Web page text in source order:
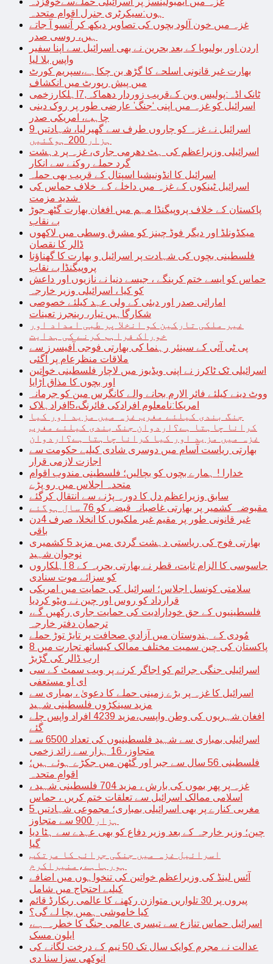
ہوں:سیکرٹری جنرل اقوام متحدہ
غزہ میں خون آلود بچوں کی تصاویر دیکھ کر آنسو آ جاتے
ہیں، روسی صدر
اردن اور بولیویا کے بعد بحرین نے بھی اسرائیل سے اپنا سفیر
واپس بلا لیا
بھارت غیر قانونی اسلحے کا گڑھ بن چکاہے،سپریم کورٹ
میں پیش رپورٹ میں انکشاف
ٹانک اڈہ:پولیس وین کےقریب زوردار دھماکہ,7اہلکارزخمی
اسرائیل کو غزہ میں اپنی ‘جنگ’ عارضی طور پر روک دینی
چاہیے، امریکی صدر
اسرائیل نے غزہ کو چاروں طرف سے گھیرلیا، شہادتیں 9
ہزار 200 ہوگئیں
اسرائیلی وزیراعظم کی ہٹ دھرمی جاری، غزہ پر دہشت
گرد حملے روکنے سے انکار
اسرائیل کا انڈونیشیا اسپتال کے قریب بھی حملہ
اسرائیل ٹینکوں کے غزہ میں داخلے کے خلاف حماس کی
پاکستان کے خلاف پروپیگنڈا مہم میں افغان بھارت گٹھ جوڑ
بے نقاب
میکڈونلڈ اور دیگر فوڈ چینز کو مشرق وسطی میں لاکھوں
ڈالر کا نقصان
فلسطینی بچوں کی شہادت پر اسرائیل و بھارت کا گھناؤنا
پروپیگنڈا بے نقاب
حماس کو ایسے ختم کرینگے ، جیسے دنیا نے نازیوں اور داعش
کو کیا ، اسرائیلی وزیر خارجہ
اماراتی صدر اور دبئی کے ولی عہد کیلئے خصوصی
شکارگاہیں تیار، رینجرز تعینات
غیر ملکی تارکین کو انخلا پر طبی امداد اور
خوراک فراہم کرنے کی ہدایت
پی ٹی آئی کے سینئر رہنما کی بھارتی فوجی آفیسرز سے
ملاقات منظرعام پر آگئی
اسرائیلی ٹک ٹاکرز نے اپنی ویڈیوز میں لاچار فلسطینی خواتین
اور بچوں کا مذاق اُڑایا
ووٹ دینے کیلئے فائر الارم بجانے والے کانگرس مین کو جرمانہ
امریکا:نامعلوم افرادکی فائرنگ،5افرادہلاک
جنگ بندی کیلئے مغرب غزہ میں مزید اور کیا
کرانا چاہتا ہے؟اردوان جنگ بندی کیلئے مغرب
غزہ میں مزید اور کیا کرانا چاہتا ہے؟اردوان
بھارتی ریاست آسام میں دوسری شادی کیلیے حکومت سے
اجازت لازمی قرار
خدارا ! ہمارے بچوں کو بچالیں؛ فلسطینی مندوب اقوام
متحدہ اجلاس میں رو پڑے
سابق وزیراعظم دل کا دورہ پڑنے سے انتقال کرگئے
مقبوضہ کشمیر پر بھارتی غاصبانہ قبضے کو 76 سال ہوگئے
غیر قانونی طور پر مقیم غیر ملکیوں کا انخلا، صرف 4دن
باقی
بھارتی فوج کی ریاستی دہشت گردی میں مزید 5 کشمیری
نوجوان شہید
جاسوسی کا الزام ثابت، قطر نے بھارتی بحریہ کے 8 اہلکاروں
کو سزائے موت سنادی
سلامتی کونسل اجلاس؛ اسرائیل کی حمایت میں امریکی
قرارداد کو روس اور چین نے ویٹو کردیا
فلسطینیوں کے حق خودارادیت کی حمایت جاری رکھیں گے،
ترجمان دفتر خارجہ
مُودی کے ہندوستان میں آزادیِ صحافت پر تابڑ توڑ حملے
پاکستان کی چین سمیت مختلف ممالک کیساتھ تجارت میں 8
ارب ڈالر کی گڑبڑ
اسرائیلی جنگی جرائم کو اجاگر کرنے پر ویب سمٹ کے سی
ای او مستعفی
اسرائیل کا غزہ پر بڑے زمینی حملے کا دعویٰ ، بمباری سے
مزید سینکڑوں فلسطینی شہید
افغان شہریوں کی وطن واپسی،مزید 4239 افراد واپس چلے
گئے
اسرائیلی بمباری سے شہید فلسطینیوں کی تعداد 6500 سے
متجاوز، 16 ہزار سے زائد زخمی
فلسطینی 56 سال سے جبر اور گٹھن میں جکڑے ہوئے ہیں؛
اقوامِ متحدہ
غزہ پر پھر بموں کی بارش ، مزید 704 فلسطینی شہید ،
اسلامی ممالک اسرائیل سے تعلقات ختم کریں ، حماس
مغربی کنارے پر بھی اسرائیلی بمباری؛ مجموعی شہادتیں 5
ہزار 900 سے متجاوز
چین؛ وزیر خارجہ کے بعد وزیر دفاع کو بھی عہدے سے ہٹا دیا
گیا
اسرائیل غزہ میں جنگی جرائم کا مرتکب
ہورہاہے،منیراکرم
آئس لینڈ کی وزیراعظم خواتین کی تنخواہوں میں اضافے
کیلیے احتجاج میں شامل
پیروں پر 30 تلواریں متوازن رکھنے کا عالمی ریکارڈ قائم
کیا خاموشی ہمیں بچا لے گی؟
اسرائیل حماس تنازع سے تیسری عالمی جنگ کا خطرہ ہے،
ایلون مسک
عدالت نے مجرم کوایک سال تک 50 نیم کے درخت لگانے کی
انوکھی سزا سنا دی